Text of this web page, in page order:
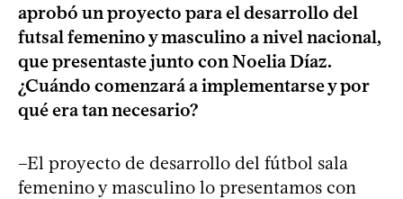
aprobó un proyecto para el desarrollo del
futsal femenino y masculino a nivel nacional,
que presentaste junto con Noelia Díaz.
¿Cuándo comenzará a implementarse y por
qué era tan necesario?
–El proyecto de desarrollo del fútbol sala
femenino y masculino lo presentamos con